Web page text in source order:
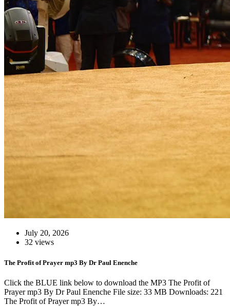
July 20, 2026
32 views
The Profit of Prayer mp3 By Dr Paul Enenche
Click the BLUE link below to download the MP3 The Profit of
Prayer mp3 By Dr Paul Enenche File size: 33 MB Downloads: 221
The Profit of Prayer mp3 By…